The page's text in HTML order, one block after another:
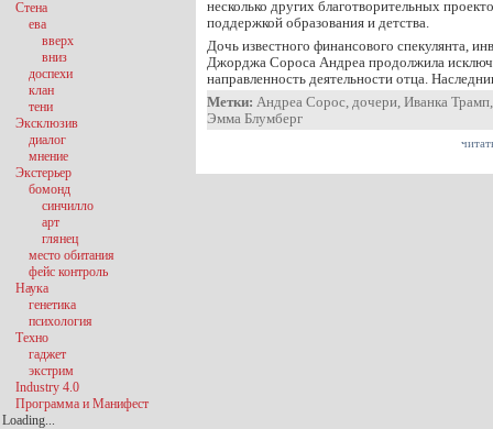
несколько других благотворительных
поддержкой образования и детства.
Дочь известного финансового спекулянта,
Джорджа Сороса Андреа продолжила
направленность деятельности отца.
Метки: Андреа Сорос, дочери, Иванка Трамп
Эмма Блумберг
Стена
ева
вверх
вниз
доспехи
клан
тени
Эксклюзив
диалог
мнение
Экстерьер
бомонд
синчилло
арт
глянец
место обитания
фейс контроль
Наука
генетика
психология
Техно
гаджет
экстрим
Industry 4.0
Программа и Манифест
Loading...